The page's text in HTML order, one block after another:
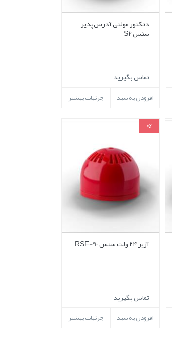
دتکتور مولتی آدرس‌پذیر
سنس S2
تماس بگیرید
افزودن به سبد جزئیات بیشتر
0%
آژیر ۲۴ ولت سنس RSF-90
تماس بگیرید
افزودن به سبد جزئیات بیشتر